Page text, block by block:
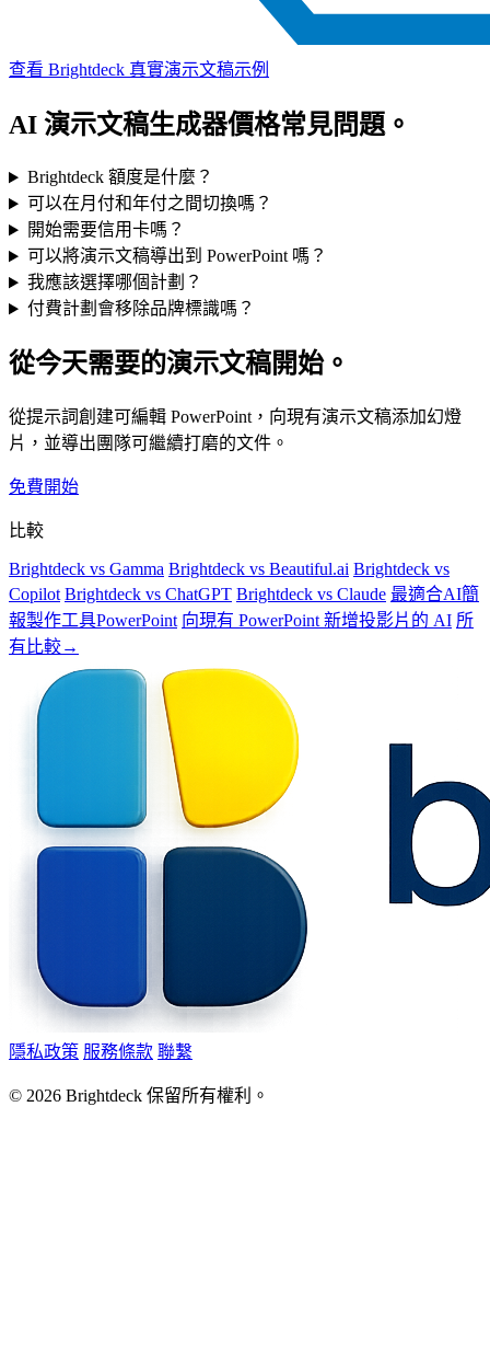
查看 Brightdeck 真實演示文稿示例
AI 演示文稿生成器價格常見問題。
Brightdeck 額度是什麼？
可以在月付和年付之間切換嗎？
開始需要信用卡嗎？
可以將演示文稿導出到 PowerPoint 嗎？
我應該選擇哪個計劃？
付費計劃會移除品牌標識嗎？
從今天需要的演示文稿開始。
從提示詞創建可編輯 PowerPoint，向現有演示文稿添加幻燈
片，並導出團隊可繼續打磨的文件。
免費開始
比較
Brightdeck vs Gamma Brightdeck vs Beautiful.ai Brightdeck vs
Copilot Brightdeck vs ChatGPT Brightdeck vs Claude 最適合AI簡
報製作工具PowerPoint 向現有 PowerPoint 新增投影片的 AI 所
有比較→
隱私政策 服務條款 聯繫
© 2026 Brightdeck 保留所有權利。